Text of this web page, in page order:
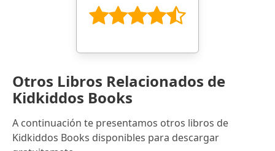
Otros Libros Relacionados de
Kidkiddos Books
A continuación te presentamos otros libros de
Kidkiddos Books disponibles para descargar